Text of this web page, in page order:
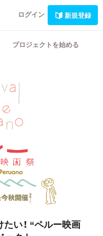
ログイン 新規登録
プロジェクトを始める
い！ “ペルー映画